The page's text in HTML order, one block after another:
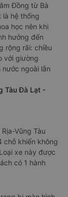
Đồng từ Bà
là hệ thống
học nên khi
hưởng đến
rộng rãi: chiều
với giường
ngoài lẫn
Tàu Đà Lạt -
Vũng Tàu
khiến không
xe này được
có 1 hành